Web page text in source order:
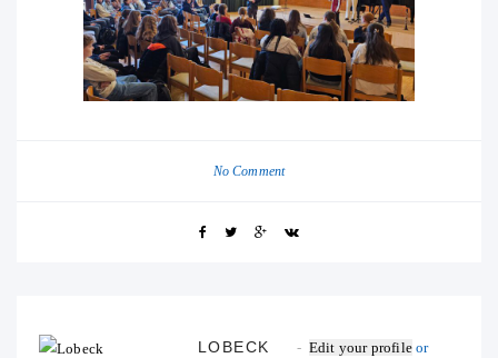
No Comment
LOBECK Edit your profileor